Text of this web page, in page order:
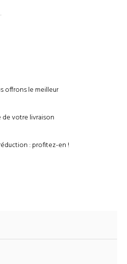
offrons le meilleur
de votre livraison
: profitez-en !